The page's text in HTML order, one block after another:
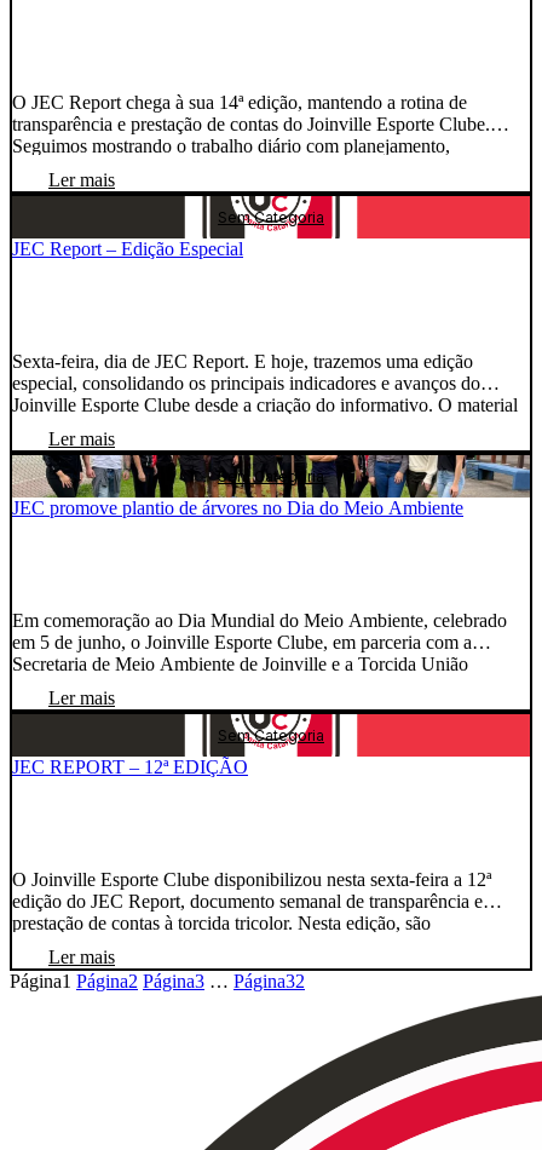
O JEC Report chega à sua 14ª edição, mantendo a rotina de
transparência e prestação de contas do Joinville Esporte Clube.
Seguimos mostrando o trabalho diário com planejamento,
a 11 de Junho de 2026
Ler mais
Sem Categoria
JEC Report – Edição Especial
Sexta-feira, dia de JEC Report. E hoje, trazemos uma edição
especial, consolidando os principais indicadores e avanços do
Joinville Esporte Clube desde a criação do informativo. O material
transparência, organização e prestação de contas. Mesmo diante de
limitações e desafios, o relatório mostra um […]
Ler mais
Sem Categoria
JEC promove plantio de árvores no Dia do Meio Ambiente
Em comemoração ao Dia Mundial do Meio Ambiente, celebrado
em 5 de junho, o Joinville Esporte Clube, em parceria com a
Secretaria de Meio Ambiente de Joinville e a Torcida União
ambiental por meio do plantio de árvores na Praça da Cidade,
localizada no bairro Guanabara. A iniciativa […]
Ler mais
Sem Categoria
JEC REPORT – 12ª EDIÇÃO
O Joinville Esporte Clube disponibilizou nesta sexta-feira a 12ª
edição do JEC Report, documento semanal de transparência e
prestação de contas à torcida tricolor. Nesta edição, são
do Cianorte, que recebeu mais de 6 mil torcedores na Arena
Joinville, além de informações dos departamentos de […]
Ler mais
Página1 Página2 Página3 … Página32